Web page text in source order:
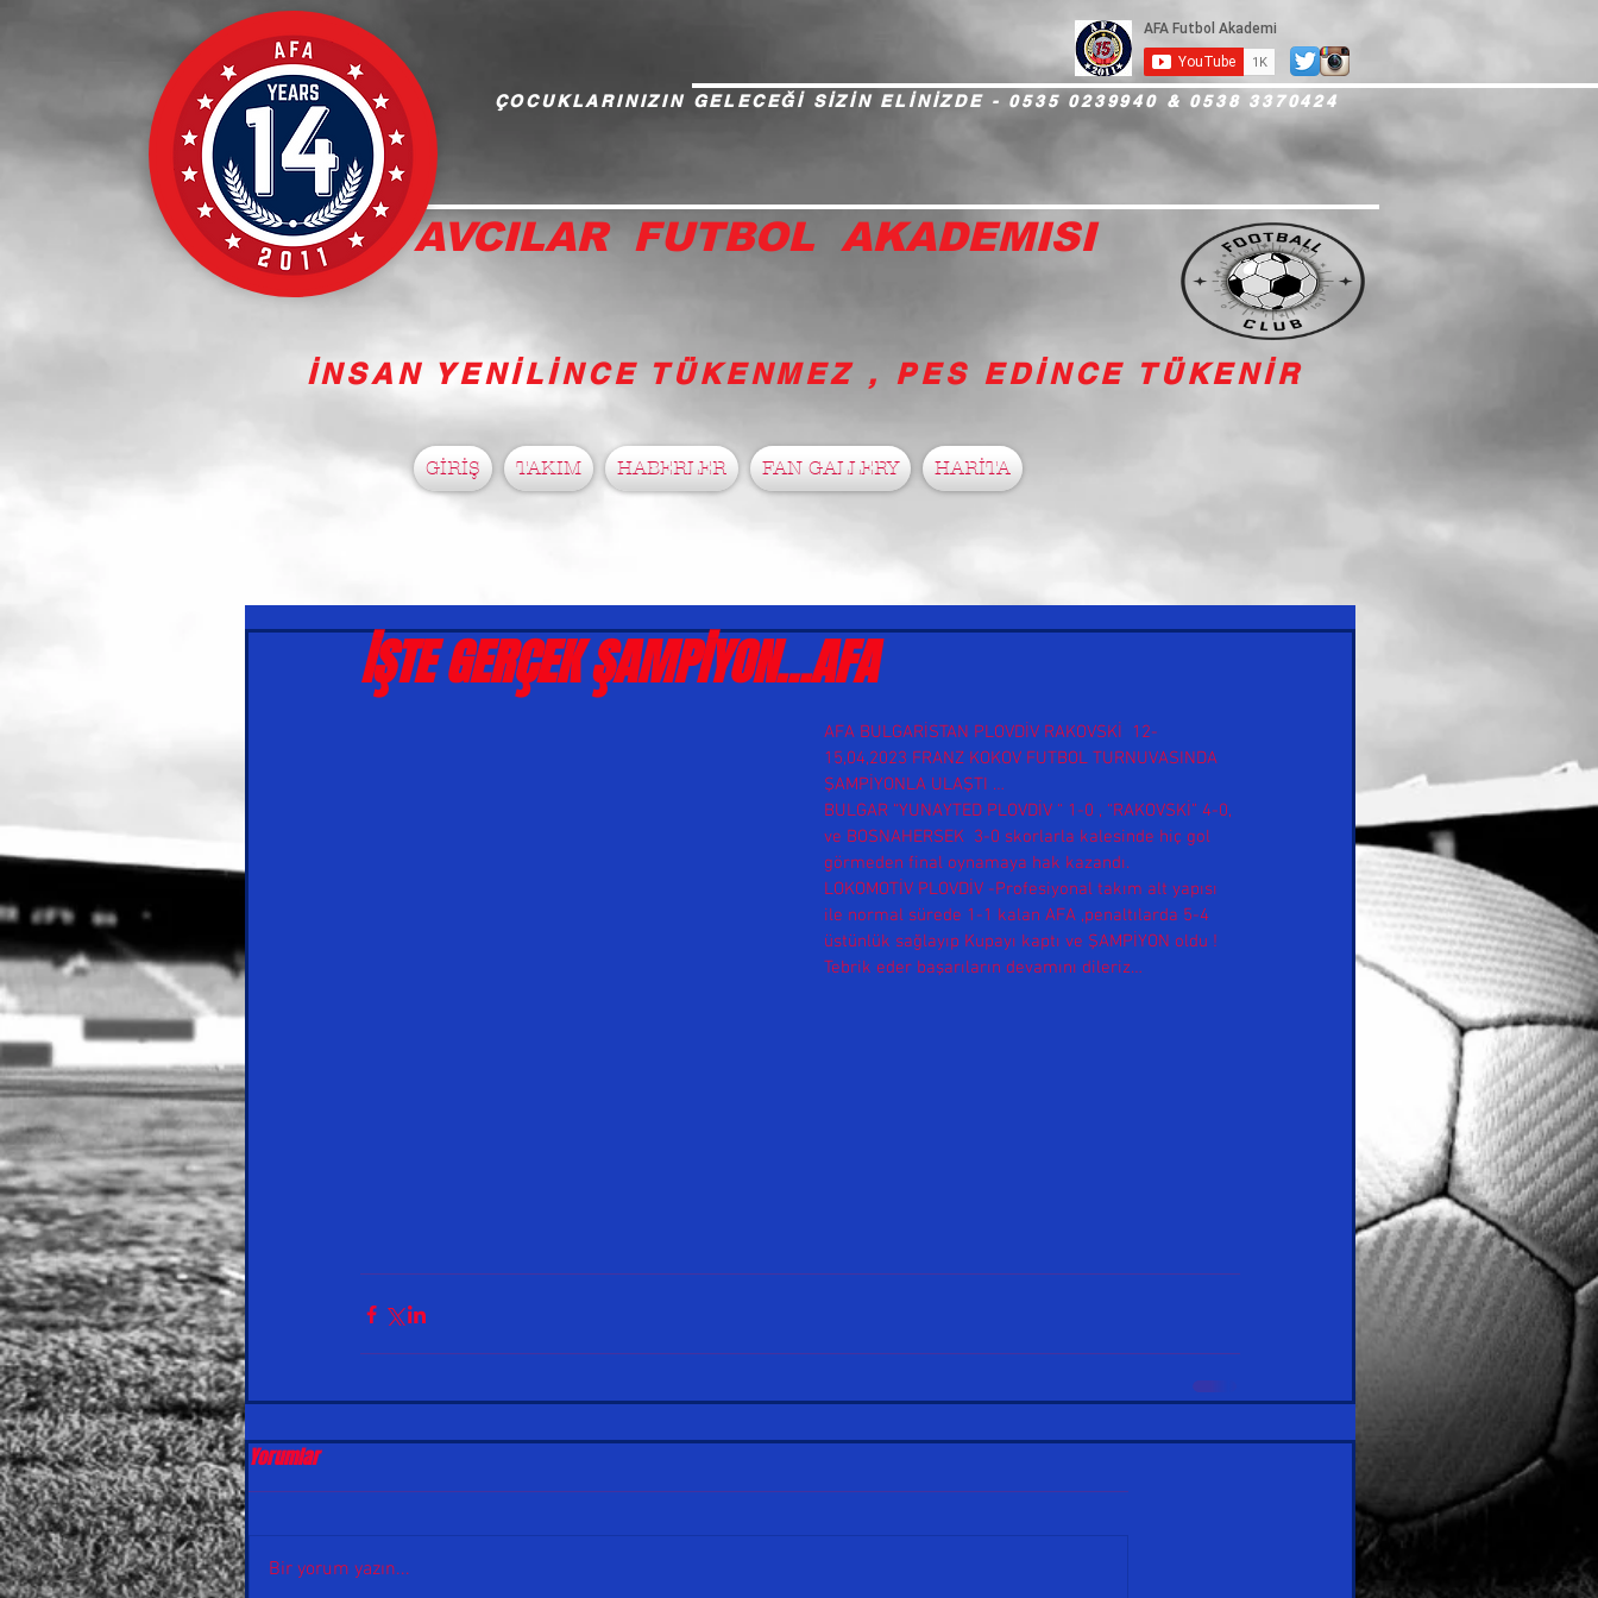
ÇOCUKLARINIZIN GELECEĞİ SİZİN ELİNİZDE - 0535 0239940 & 0538 3370424
AVCILAR FUTBOL AKADEMISI
İNSAN YENİLİNCE TÜKENMEZ , PES EDİNCE TÜKENİR
GİRİŞ TAKIM HABERLER FAN GALLERY HARİTA
İŞTE GERÇEK ŞAMPİYON…AFA
AFA BULGARİSTAN PLOVDİV RAKOVSKİ  12-
15,04,2023 FRANZ KOKOV FUTBOL TURNUVASINDA
ŞAMPİYONLA ULAŞTI …
BULGAR “YUNAYTED PLOVDİV “ 1-0 , “RAKOVSKİ” 4-0,
ve BOSNAHERSEK  3-0 skorlarla kalesinde hiç gol
görmeden final oynamaya hak kazandı.
LOKOMOTİV PLOVDİV -Profesiyonal takım alt yapısı
ile normal sürede 1-1 kalan AFA ,penaltılarda 5-4
üstünlük sağlayıp Kupayı kaptı ve ŞAMPİYON oldu !
Tebrik eder başarıların devamını dileriz…
Yorumlar
Bir yorum yazın...